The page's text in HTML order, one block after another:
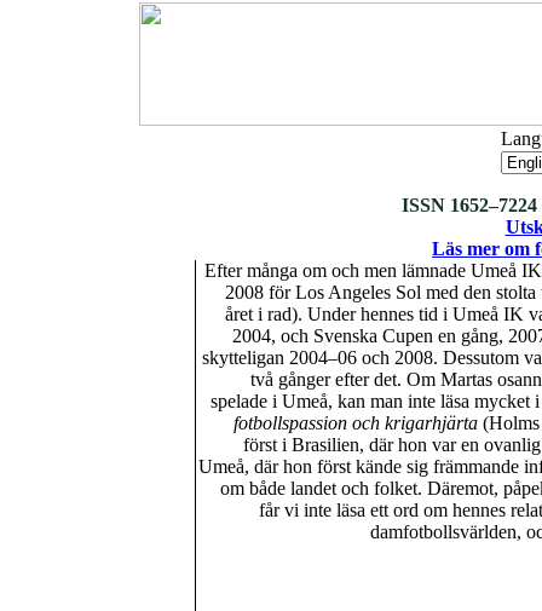
ISSN
Läs mer om
Efter många om och men lämnade Umeå
2008 för Los Angeles Sol med den
året i rad). Under hennes tid i Umeå IK
2004, och Svenska Cupen en gång,
skytteligan 2004–06 och 2008. Dessutom
två gånger efter det. Om Martas
spelade i Umeå, kan man inte läsa
fotbollspassion och krigarhjärta
först i Brasilien, där hon var en
Umeå, där hon först kände sig främmande
om både landet och folket. Däremot,
får vi inte läsa ett ord om hennes
damfotbollsvärlden,